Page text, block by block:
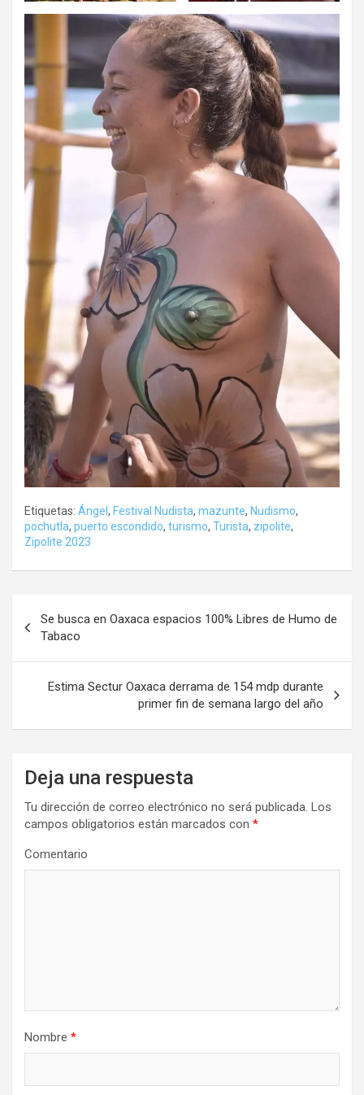
Etiquetas: Ángel , Festival Nudista, mazunte, Nudismo,
pochutla, puerto escondido, turismo, Turista, zipolite,
Zipolite 2023
de
entradas
Se busca en Oaxaca espacios 100% Libres de Humo de
Tabaco
Estima Sectur Oaxaca derrama de 154 mdp durante
primer fin de semana largo del año
Deja una respuesta
Tu dirección de correo electrónico no será publicada. Los
campos obligatorios están marcados con *
Comentario
Nombre *